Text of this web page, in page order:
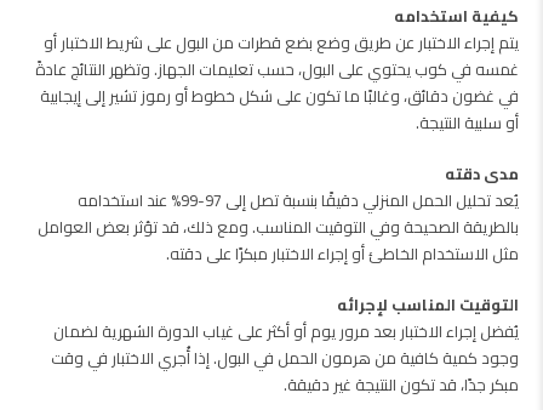
كيفية استخدامه
يتم إجراء الاختبار عن طريق وضع بضع قطرات من البول على شريط الاختبار أو
غمسه في كوب يحتوي على البول، حسب تعليمات الجهاز. وتظهر النتائج عادةً
في غضون دقائق، وغالبًا ما تكون على شكل خطوط أو رموز تشير إلى إيجابية
أو سلبية النتيجة.
مدى دقته
يُعد تحليل الحمل المنزلي دقيقًا بنسبة تصل إلى 97-99% عند استخدامه
بالطريقة الصحيحة وفي التوقيت المناسب. ومع ذلك، قد تؤثر بعض العوامل
مثل الاستخدام الخاطئ أو إجراء الاختبار مبكرًا على دقته.
التوقيت المناسب لإجرائه
يُفضل إجراء الاختبار بعد مرور يوم أو أكثر على غياب الدورة الشهرية لضمان
وجود كمية كافية من هرمون الحمل في البول. إذا أُجري الاختبار في وقت
مبكر جدًا، قد تكون النتيجة غير دقيقة.